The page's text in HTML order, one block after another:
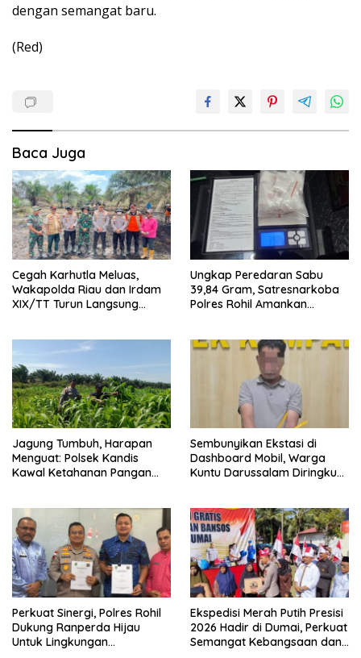
dengan semangat baru.
(Red)
Baca Juga
Cegah Karhutla Meluas,
Wakapolda Riau dan Irdam
XIX/TT Turun Langsung
Ungkap Peredaran Sabu
39,84 Gram, Satresnarkoba
Polres Rohil Amankan
Jagung Tumbuh, Harapan
Menguat: Polsek Kandis
Kawal Ketahanan Pangan
Sembunyikan Ekstasi di
Dashboard Mobil, Warga
Kuntu Darussalam Diringkus
Perkuat Sinergi, Polres Rohil
Dukung Ranperda Hijau
Untuk Lingkungan
Ekspedisi Merah Putih Presisi
2026 Hadir di Dumai, Perkuat
Semangat Kebangsaan dan